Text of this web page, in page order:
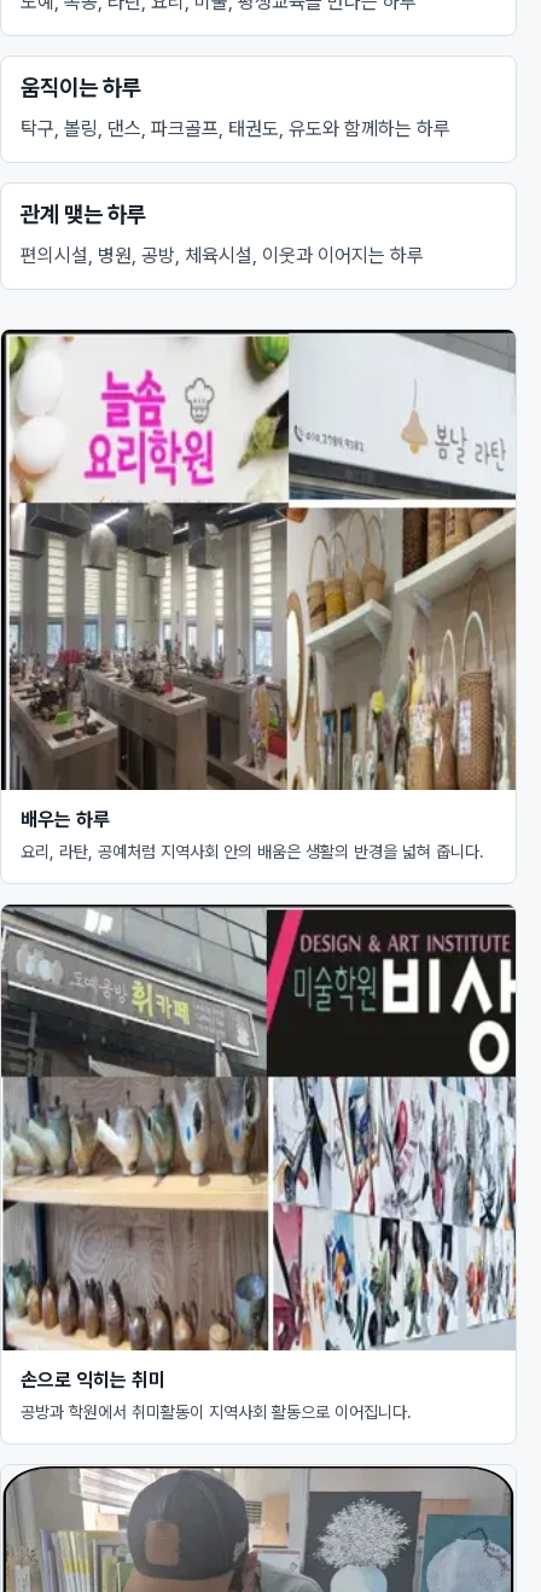
움직이는 하루
탁구, 볼링, 댄스, 파크골프, 태권도, 유도와 함께하는 하루
관계 맺는 하루
편의시설, 병원, 공방, 체육시설, 이웃과 이어지는 하루
배우는 하루
요리, 라탄, 공예처럼 지역사회 안의 배움은 생활의 반경을 넓혀 줍니다.
손으로 익히는 취미
공방과 학원에서 취미활동이 지역사회 활동으로 이어집니다.